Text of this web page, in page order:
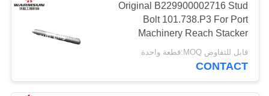
Original B229900002716 Stud
Bolt 101.738.P3 For Port
Machinery Reach Stacker
قابل للتفاوض MOQ:قطعة واحدة
CONTACT